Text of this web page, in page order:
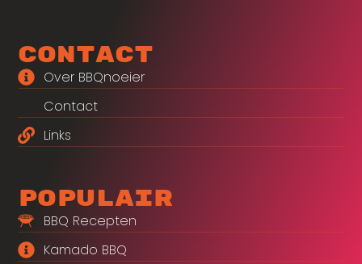
Contact
Over BBQnoeier
Contact
Links
Populair
BBQ Recepten
Kamado BBQ